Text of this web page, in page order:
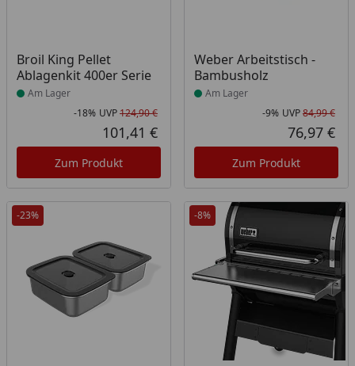
Broil King Pellet
Ablagenkit 400er Serie
Produkt am Lager
Am Lager
Rabatt in Prozent
-18%
Ursprünglicher Preis
UVP124,90 €
Aktueller Preis
101,41 €
Zum Produkt
Weber Arbeitstisch -
Bambusholz
Produkt am Lager
Am Lager
-9% UVP84,99 €
76,97 €
Zum Produkt
-23% -8%